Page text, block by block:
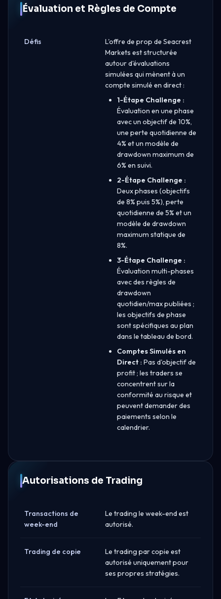
Évaluation et Règles de Compte
Défis
L'offre de prop de Seacrest
Markets est structurée
autour d'évaluations
simulées qui mènent à un
compte simulé en direct :
1-Étape Challenge :
Évaluation en une phase
avec un objectif de 10%,
une perte quotidienne de
4% et un modèle de
drawdown maximum de
6% en suivi.
2-Étape Challenge :
Deux phases (objectifs
de 8% puis 5%), perte
quotidienne de 5% et un
modèle de drawdown
maximum statique de
8%.
3-Étape Challenge :
Évaluation multi-phases
avec des règles de
drawdown
quotidien/max publiées ;
les objectifs de phase
sont spécifiques au plan
dans le tableau de bord.
Comptes Simulés en
Direct : Pas d'objectif de
profit ; les traders se
concentrent sur la
conformité au risque et
peuvent demander des
paiements selon le
calendrier.
Autorisations de Trading
Transactions de
week-end
Le trading le week-end est
autorisé.
Trading de copie
Le trading par copie est
autorisé uniquement pour
ses propres stratégies.